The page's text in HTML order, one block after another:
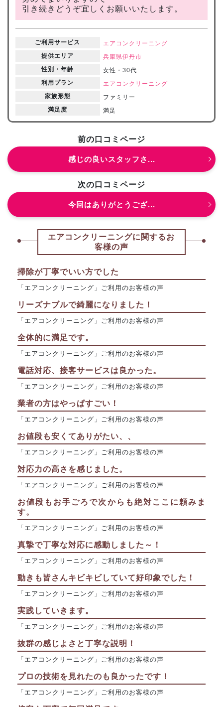
引き続きどうぞ宜しくお願いいたします。
ご利用サービス
エアコンクリーニング
提供エリア
兵庫県伊丹市
性別・年齢
女性・30代
利用プラン
エアコンクリーニング
家族形態
ファミリー
満足度
満足
前の口コミページ
感じの良いスタッフさ...
次の口コミページ
今回はありがとうござ...
エアコンクリーニングに関するお
客様の声
掃除が丁寧でいい方でした
「エアコンクリーニング」ご利用のお客様の声
リーズナブルで綺麗になりました！
「エアコンクリーニング」ご利用のお客様の声
全体的に満足です。
「エアコンクリーニング」ご利用のお客様の声
電話対応、接客サービスは良かった。
「エアコンクリーニング」ご利用のお客様の声
業者の方はやっぱすごい！
「エアコンクリーニング」ご利用のお客様の声
お値段も安くてありがたい、、
「エアコンクリーニング」ご利用のお客様の声
対応力の高さを感じました。
「エアコンクリーニング」ご利用のお客様の声
お値段もお手ごろで次からも絶対ここに頼みま
す。
「エアコンクリーニング」ご利用のお客様の声
真摯で丁寧な対応に感動しました～！
「エアコンクリーニング」ご利用のお客様の声
動きも皆さんキビキビしていて好印象でした！
「エアコンクリーニング」ご利用のお客様の声
実践していきます。
「エアコンクリーニング」ご利用のお客様の声
抜群の感じよさと丁寧な説明！
「エアコンクリーニング」ご利用のお客様の声
プロの技術を見れたのも良かったです！
「エアコンクリーニング」ご利用のお客様の声